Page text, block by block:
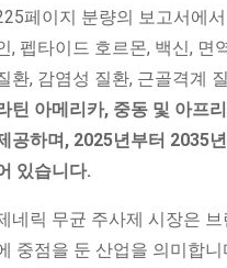
페이지 분량의 보고서에
, 펩타이드 호르몬, 백신, 면
환, 감염성 질환, 근골격계
틴 아메리카, 중동 및 아프
공하며, 2025년부터 2035
있습니다.
네릭 무균 주사제 시장은
중점을 둔 산업을 의미합